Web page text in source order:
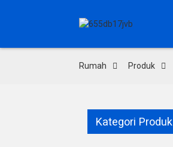
Rumah Produk
Kategori Produk
Loading...
Loading...